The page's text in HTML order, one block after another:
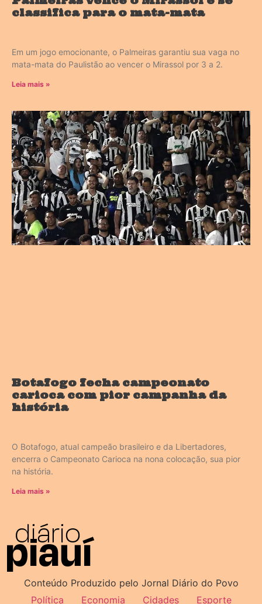
classifica para o mata-mata
Em um jogo emocionante, o Palmeiras garantiu sua vaga no
mata-mata do Paulistão ao vencer o Mirassol por 3 a 2.
Leia mais »
Botafogo fecha campeonato
carioca com pior campanha da
história
O Botafogo, atual campeão brasileiro e da Libertadores,
encerra o Campeonato Carioca na nona colocação, sua pior
na história.
Leia mais »
Conteúdo Produzido pelo Jornal Diário do Povo
Política
Economia Cidades Esporte